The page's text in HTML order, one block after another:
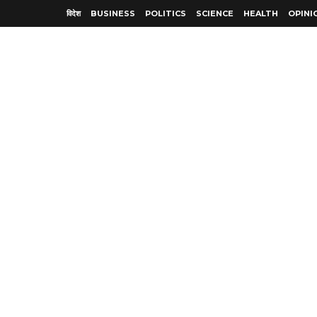
विदेश BUSINESS POLITICS SCIENCE HEALTH